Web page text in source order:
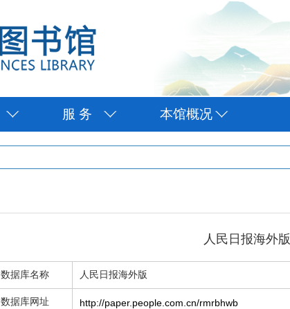
服 务 本馆概况
人民日报海外版
数据库名称 人民日报海外版
数据库网址 http://paper.people.com.cn/rmrbhwb